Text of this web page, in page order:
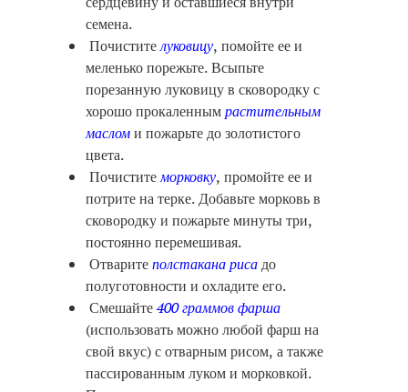
семена.
Почистителуковицу, помойте ее и
меленько порежьте. Всыпьте
порезанную луковицу в сковородку с
хорошо прокаленнымрастительным
масломи пожарьте до золотистого
цвета.
Почиститеморковку, промойте ее и
потрите на терке. Добавьте морковь в
сковородку и пожарьте минуты три,
постоянно перемешивая.
Отваритеполстакана рисадо
полуготовности и охладите его.
Смешайте400 граммов фарша
(использовать можно любой фарш на
свой вкус) с отварным рисом, а также
пассированным луком и морковкой.